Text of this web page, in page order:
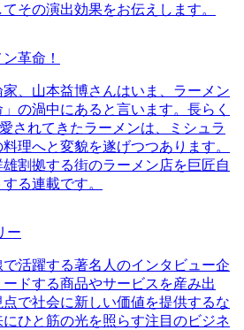
その演出効果をお伝えします。
革命！
家、山本益博さんはいま、ラーメン
の渦中にあると言います。長らく
されてきたラーメンは、ミシュラ
理へと変貌を遂げつつあります。
割拠する街のラーメン店を巨匠自
る連載です。
ー
で活躍する著名人のインタビュー企
ドする商品やサービスを産み出
で社会に新しい価値を提供するな
ひと筋の光を照らす注目のビジネ